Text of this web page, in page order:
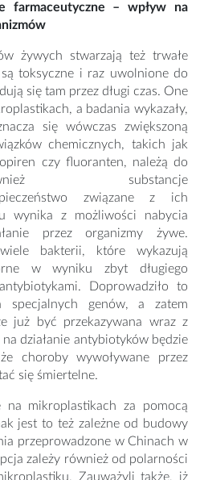
farmaceutyczne – wpływ na
żywych stwarzają też trwałe
toksyczne i raz uwolnione do
się tam przez długi czas. One
a badania wykazały,
się wówczas zwiększoną
chemicznych, takich jak
czy fluoranten, należą do
substancje
związane z ich
wynika z możliwości nabycia
przez organizmy żywe.
bakterii, które wykazują
w wyniku zbyt długiego
Doprowadziło to
specjalnych genów, a zatem
już być przekazywana wraz z
działanie antybiotyków będzie
choroby wywoływane przez
się śmiertelne.
mikroplastikach za pomocą
jest to też zależne od budowy
przeprowadzone w Chinach w
zależy również od polarności
Zauważyli także, iż